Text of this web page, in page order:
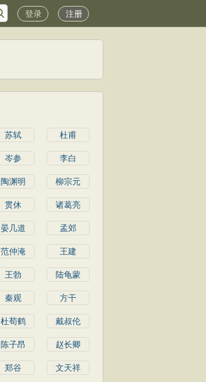
登录 注册
苏轼 杜甫
岑参 李白
陶渊明 柳宗元
贯休 诸葛亮
晏几道 孟郊
范仲淹 王建
王勃 陆龟蒙
秦观 方干
杜荀鹤 戴叔伦
陈子昂 赵长卿
郑谷 文天祥